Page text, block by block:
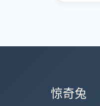
惊奇兔